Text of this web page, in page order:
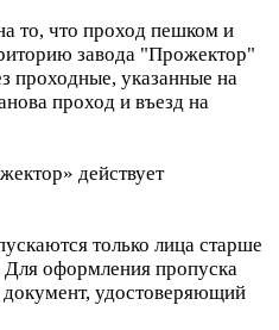
то, что проход пешком и
завода "Прожектор"
проходные, указанные на
проход и въезд на
действует
только лица старше
оформления пропуска
удостоверяющий